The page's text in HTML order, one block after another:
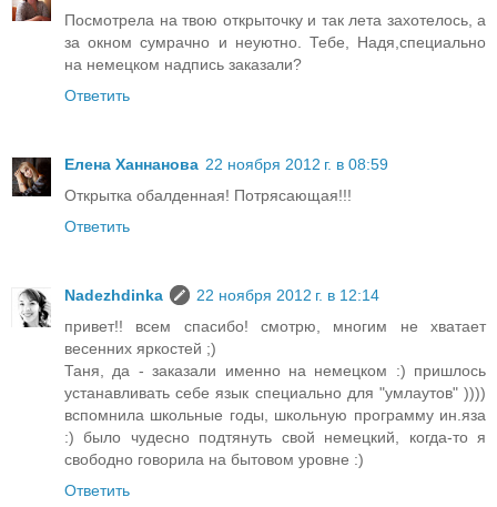
Посмотрела на твою открыточку и так лета захотелось, а
за окном сумрачно и неуютно. Тебе, Надя,специально
на немецком надпись заказали?
Ответить
Елена Ханнанова 22 ноября 2012 г. в 08:59
Открытка обалденная! Потрясающая!!!
Ответить
Nadezhdinka
22 ноября 2012 г. в 12:14
привет!! всем спасибо! смотрю, многим не хватает
весенних яркостей ;)
Таня, да - заказали именно на немецком :) пришлось
устанавливать себе язык специально для "умлаутов" ))))
вспомнила школьные годы, школьную программу ин.яза
:) было чудесно подтянуть свой немецкий, когда-то я
свободно говорила на бытовом уровне :)
Ответить